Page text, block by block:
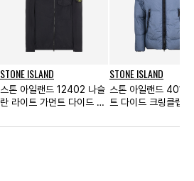
STONE ISLAND
스톤 아일랜드 12402 나슬
란 라이트 가먼트 다이드 후
STONE ISLAND
스톤 아일랜드
트 다이드 크링클랩